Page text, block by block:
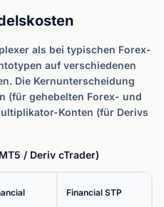
als bei typischen Forex-
auf verschiedenen
Die Kernunterscheidung
(für gehebelten Forex- und
Konten (für Derivs
/ Deriv cTrader)
Financial STP